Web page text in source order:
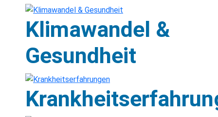
Klimawandel &
Gesundheit